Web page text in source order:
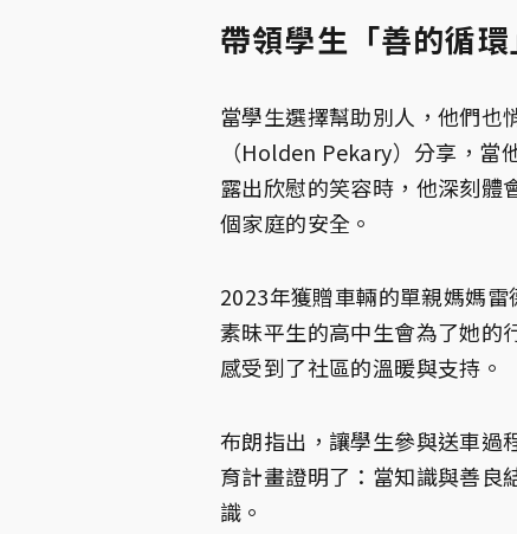
帶領學生「善的循環
當學生選擇幫助別人，他們也
（Holden Pekary）分享，當
露出欣慰的笑容時，他深刻體
個家庭的安全。
2023年獲贈車輛的單親媽媽
素昧平生的高中生會為了她的
感受到了社區的溫暖與支持。
布朗指出，讓學生參與送車過
育計畫證明了：當知識與善良
識。